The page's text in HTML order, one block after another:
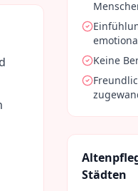
Keine
Städten